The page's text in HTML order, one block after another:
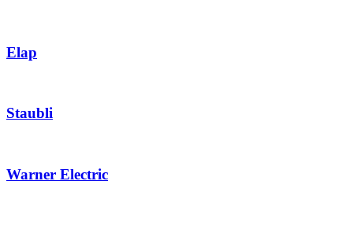
Elap
Staubli
Warner Electric